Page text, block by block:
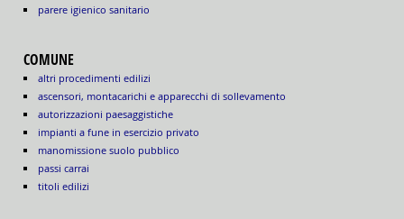
parere igienico sanitario
COMUNE
altri procedimenti edilizi
ascensori, montacarichi e apparecchi di sollevamento
autorizzazioni paesaggistiche
impianti a fune in esercizio privato
manomissione suolo pubblico
passi carrai
titoli edilizi